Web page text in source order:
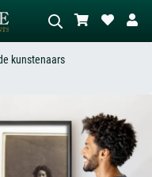
Beschrijf de scène – bijv. groene
abstract met veel rood, donker
staand naakt naast
een boom.
kunstenaars